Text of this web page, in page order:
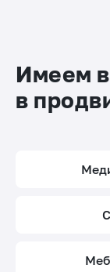
Имеем
в